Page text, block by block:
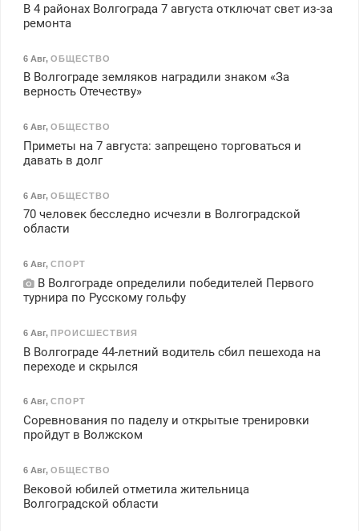
В 4 районах Волгограда 7 августа отключат свет из-за
ремонта
6 Авг, ОБЩЕСТВО
В Волгограде земляков наградили знаком «За
верность Отечеству»
6 Авг, ОБЩЕСТВО
Приметы на 7 августа: запрещено торговаться и
давать в долг
6 Авг, ОБЩЕСТВО
70 человек бесследно исчезли в Волгоградской
области
6 Авг, СПОРТ
В Волгограде определили победителей Первого
турнира по Русскому гольфу
6 Авг, ПРОИСШЕСТВИЯ
В Волгограде 44-летний водитель сбил пешехода на
переходе и скрылся
6 Авг, СПОРТ
Соревнования по паделу и открытые тренировки
пройдут в Волжском
6 Авг, ОБЩЕСТВО
Вековой юбилей отметила жительница
Волгоградской области